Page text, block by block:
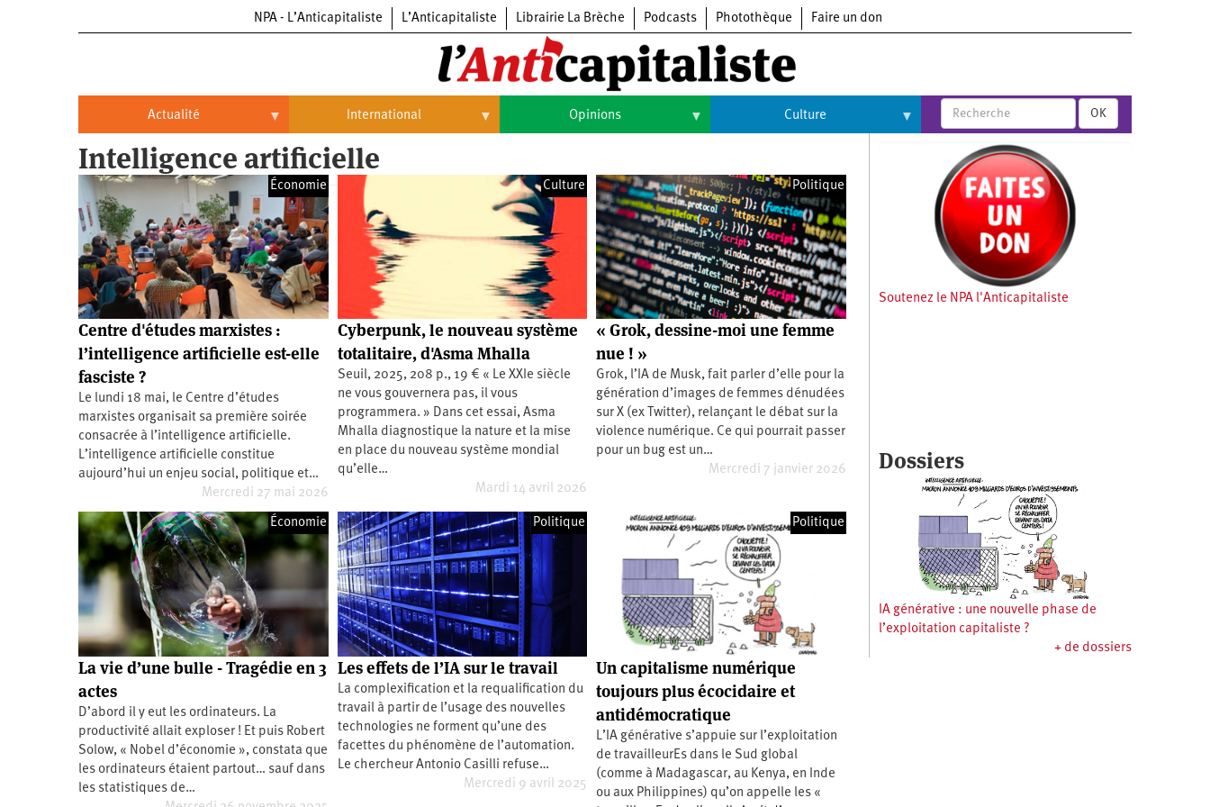
NPA - L’Anticapitaliste L’Anticapitaliste Librairie La Brèche Podcasts Photothèque Faire un don
Actualité
Actualité
Politique
Entreprises
Entreprises
Automobile
Commerce
Hôpitaux
SNCF
Oppressions
Oppressions
Féminisme
LGBTI
Économie
Éducation
Santé
Vidéos
département
International
International
Brésil
Chine
États-
Unis
Continents
Continents
Afrique
Amérique
Nord
Amérique
latine
Asie
Europe
Moyen-
Orient
Océanie
Opinions
Histoire
Culture
Arts
Cinéma
Expositions
Livres
OK
Intelligence artificielle
Économie
Centre d'études marxistes :
l’intelligence artificielle est-elle
fasciste ?
Le lundi 18 mai, le Centre d’études
marxistes organisait sa première soirée
consacrée à l’intelligence artificielle.
L’intelligence artificielle constitue
aujourd’hui un enjeu social, politique et…
Mercredi 27 mai 2026
Culture
Cyberpunk, le nouveau système
totalitaire, d'Asma Mhalla
Seuil, 2025, 208 p., 19 € « Le XXIe siècle
ne vous gouvernera pas, il vous
programmera. » Dans cet essai, Asma
Mhalla diagnostique la nature et la mise
en place du nouveau système mondial
qu’elle…
Mardi 14 avril 2026
Politique
« Grok, dessine-moi une femme
nue ! »
Grok, l’IA de Musk, fait parler d’elle pour la
génération d’images de femmes dénudées
sur X (ex Twitter), relançant le débat sur la
violence numérique. Ce qui pourrait passer
pour un bug est un…
Mercredi 7 janvier 2026
Économie
La vie d’une bulle - Tragédie en 3
actes
D’abord il y eut les ordinateurs. La
productivité allait exploser ! Et puis Robert
Solow, « Nobel d’économie », constata que
les ordinateurs étaient partout… sauf dans
les statistiques de…
Politique
Les effets de l’IA sur le travail
La complexification et la requalification du
travail à partir de l’usage des nouvelles
technologies ne forment qu’une des
facettes du phénomène de l’automation.
Le chercheur Antonio Casilli refuse…
Mercredi 9 avril 2025
Politique
Un capitalisme numérique
toujours plus écocidaire et
antidémocratique
L’IA générative s’appuie sur l’exploitation
de travailleurEs dans le Sud global
(comme à Madagascar, au Kenya, en Inde
ou aux Philippines) qu’on appelle les «
Soutenez le NPA l'Anticapitaliste
Dossiers
IA générative : une nouvelle phase de
l’exploitation capitaliste ?
+ de dossiers